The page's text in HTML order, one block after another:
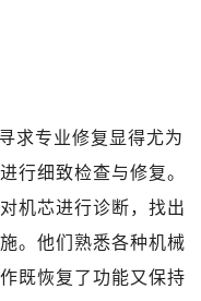
求专业修复显得尤为
行细致检查与修复。
机芯进行诊断，找出
。他们熟悉各种机械
既恢复了功能又保持